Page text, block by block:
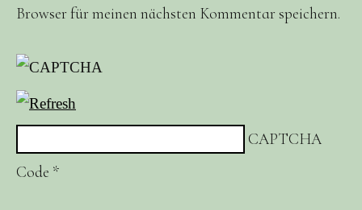
Browser für meinen nächsten Kommentar speichern.
CAPTCHA
Code *